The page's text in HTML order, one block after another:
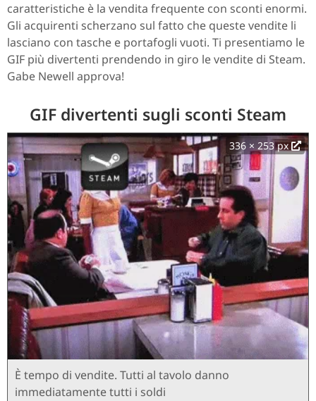
caratteristiche è la vendita frequente con sconti enormi.
Gli acquirenti scherzano sul fatto che queste vendite li
lasciano con tasche e portafogli vuoti. Ti presentiamo le
GIF più divertenti prendendo in giro le vendite di Steam.
Gabe Newell approva!
GIF divertenti sugli sconti Steam
336 × 253 px
È tempo di vendite. Tutti al tavolo danno
immediatamente tutti i soldi